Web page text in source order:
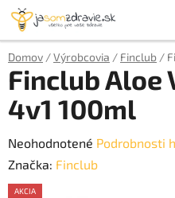
Prejsť
obsah
Domov /Výrobcovia / Finclub /
Finclub Aloe
4v1 100ml
Priemerné
hodnotenie
produktu
Neohodnotené Podrobnosti
Značka: Finclub
AKCIA